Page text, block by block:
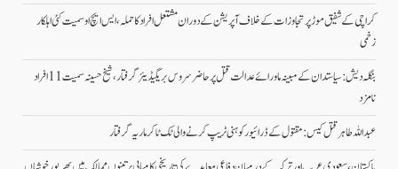
کراچی کے شفیق موڑ پر تجاوزات کے خلاف آپریشن کے دوران مشتعل افراد کا حملہ، ایس ایچ او سمیت کئی اہلکار
زخمی
بنگلہ دیش: سیاستدان کے مبینہ ماورائے عدالت قتل پر حاضر سروس بریگیڈیئر گرفتار، شیخ حسینہ سمیت 11 افراد
نامزد
عبداللہ طاہر قتل کیس: مقتول کے ڈرائیور کو ہنی ٹریپ کرنے والی ٹک ٹاکر ماریہ گرفتار